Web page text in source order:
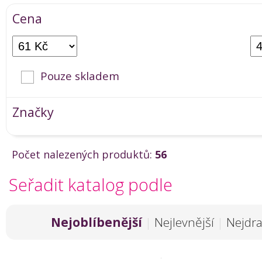
Cena
Pouze skladem
Značky
Počet nalezených produktů: 56
Seřadit katalog podle
Nejoblíbenější | Nejlevnější |